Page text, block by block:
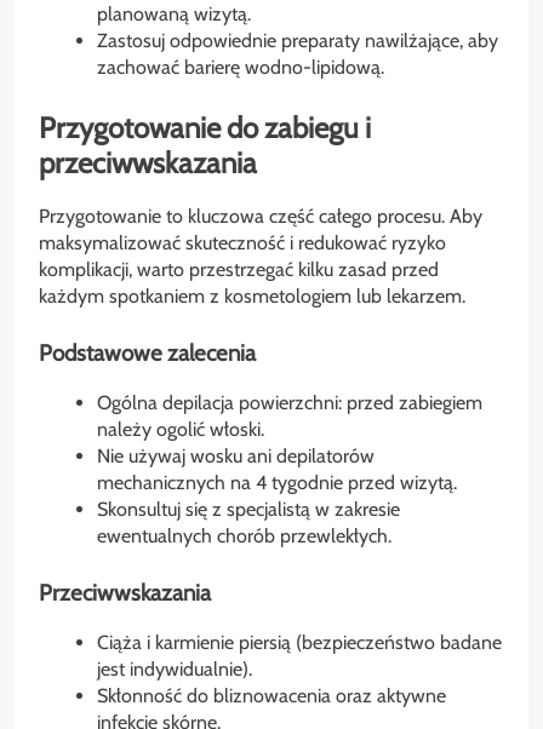
planowaną wizytą.
Zastosuj odpowiednie preparaty nawilżające, aby
zachować barierę wodno-lipidową.
Przygotowanie do zabiegu i
przeciwwskazania
Przygotowanie to kluczowa część całego procesu. Aby
maksymalizować skuteczność i redukować ryzyko
komplikacji, warto przestrzegać kilku zasad przed
każdym spotkaniem z kosmetologiem lub lekarzem.
Podstawowe zalecenia
Ogólna depilacja powierzchni: przed zabiegiem
należy ogolić włoski.
Nie używaj wosku ani depilatorów
mechanicznych na 4 tygodnie przed wizytą.
Skonsultuj się z specjalistą w zakresie
ewentualnych chorób przewlekłych.
Przeciwwskazania
Ciąża i karmienie piersią (bezpieczeństwo badane
jest indywidualnie).
Skłonność do bliznowacenia oraz aktywne
infekcje skórne.